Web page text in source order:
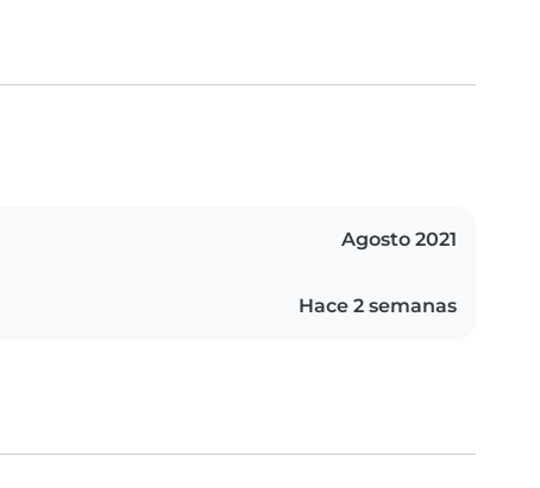
Agosto 2021
Hace 2 semanas